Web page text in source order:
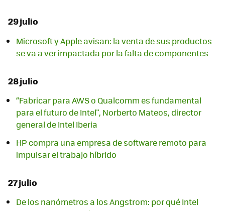
29 julio
Microsoft y Apple avisan: la venta de sus productos
se va a ver impactada por la falta de componentes
28 julio
“Fabricar para AWS o Qualcomm es fundamental
para el futuro de Intel", Norberto Mateos, director
general de Intel Iberia
HP compra una empresa de software remoto para
impulsar el trabajo híbrido
27 julio
De los nanómetros a los Angstrom: por qué Intel